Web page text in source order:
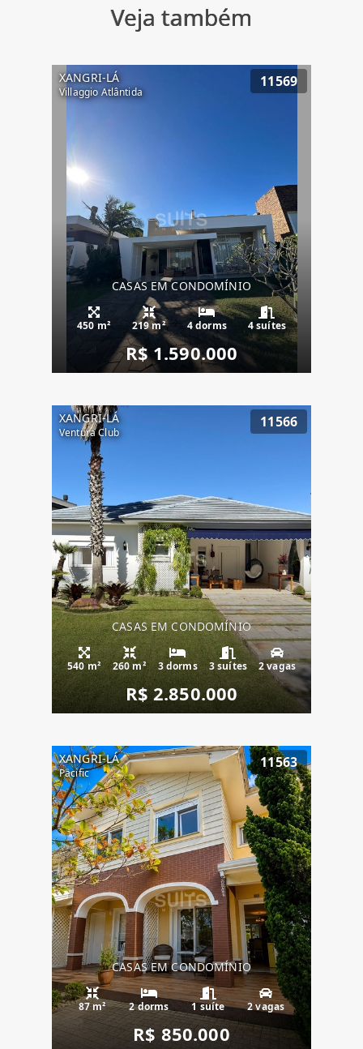
Veja também
XANGRI-LÁ
Villaggio Atlântida
11569
CASAS EM CONDOMÍNIO
450 m² 219 m² 4 dorms 4 suítes
R$ 1.590.000
XANGRI-LÁ
Ventura Club
11566
CASAS EM CONDOMÍNIO
540 m² 260 m² 3 dorms 3 suítes 2 vagas
R$ 2.850.000
XANGRI-LÁ
Pacific
11563
CASAS EM CONDOMÍNIO
87 m² 2 dorms 1 suíte 2 vagas
R$ 850.000